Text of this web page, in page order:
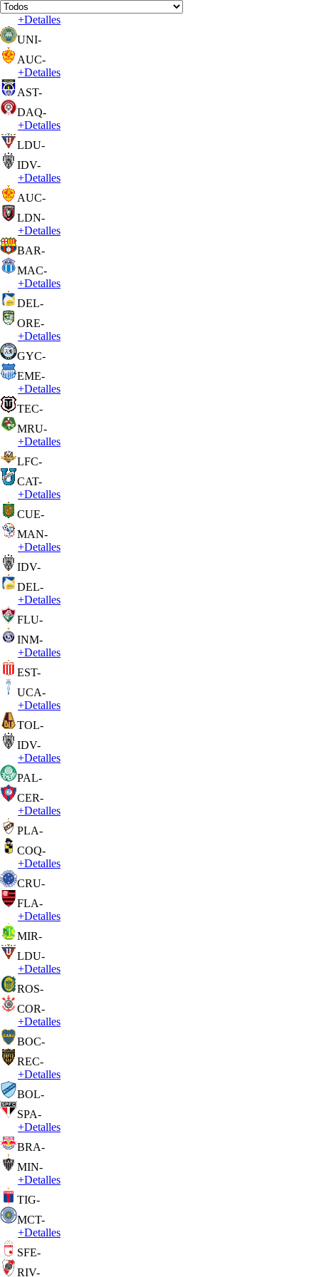
+Detalles
UNI-
AUC-
+Detalles
AST-
DAQ-
+Detalles
LDU-
IDV-
+Detalles
AUC-
LDN-
+Detalles
BAR-
MAC-
+Detalles
DEL-
ORE-
+Detalles
GYC-
EME-
+Detalles
TEC-
MRU-
+Detalles
LFC-
CAT-
+Detalles
CUE-
MAN-
+Detalles
IDV-
DEL-
+Detalles
FLU-
INM-
+Detalles
EST-
UCA-
+Detalles
TOL-
IDV-
+Detalles
PAL-
CER-
+Detalles
PLA-
COQ-
+Detalles
CRU-
FLA-
+Detalles
MIR-
LDU-
+Detalles
ROS-
COR-
+Detalles
BOC-
REC-
+Detalles
BOL-
SPA-
+Detalles
BRA-
MIN-
+Detalles
TIG-
MCT-
+Detalles
SFE-
RIV-